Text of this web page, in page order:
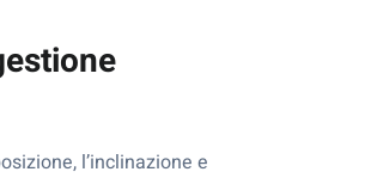
l’inclinazione e